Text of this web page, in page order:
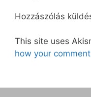
Hozzászólás
This site uses
how your